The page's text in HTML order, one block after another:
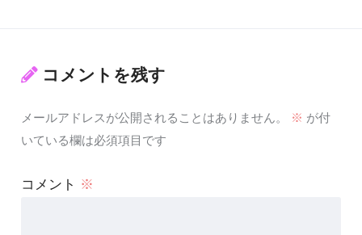
コメントを残す
メールアドレスが公開されることはありません。 ※ が付
いている欄は必須項目です
コメント ※